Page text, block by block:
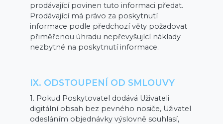
prodávající povinen tuto informaci předat.
Prodávající má právo za poskytnutí
informace podle předchozí věty požadovat
přiměřenou úhradu nepřevyšující náklady
nezbytné na poskytnutí informace.
IX. ODSTOUPENÍ OD SMLOUVY
1. Pokud Poskytovatel dodává Uživateli
digitální obsah bez pevného nosiče, Uživatel
odesláním objednávky výslovně souhlasí,